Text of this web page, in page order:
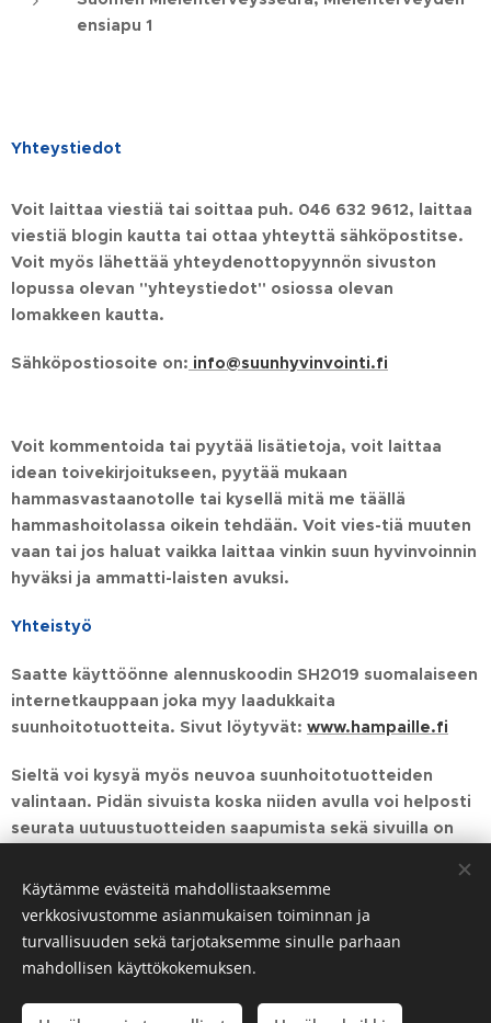
ensiapu 1
Yhteystiedot
Voit laittaa viestiä tai soittaa puh. 046 632 9612, laittaa
viestiä blogin kautta tai ottaa yhteyttä sähköpostitse.
Voit myös lähettää yhteydenottopyynnön sivuston
lopussa olevan "yhteystiedot" osiossa olevan
lomakkeen kautta.
Sähköpostiosoite on: info@suunhyvinvointi.fi
Voit kommentoida tai pyytää lisätietoja, voit laittaa
idean toivekirjoitukseen, pyytää mukaan
hammasvastaanotolle tai kysellä mitä me täällä
hammashoitolassa oikein tehdään. Voit vies-tiä muuten
vaan tai jos haluat vaikka laittaa vinkin suun hyvinvoinnin
hyväksi ja ammatti-laisten avuksi.
Yhteistyö
Saatte käyttöönne alennuskoodin SH2019 suomalaiseen
internetkauppaan joka myy laadukkaita
suunhoitotuotteita. Sivut löytyvät: www.hampaille.fi
Sieltä voi kysyä myös neuvoa suunhoitotuotteiden
valintaan. Pidän sivuista koska niiden avulla voi helposti
seurata uutuustuotteiden saapumista sekä sivuilla on
tarvitse lähteä etsimään suositeltuja tuotteita monesta
kaupasta ja monen mutkan kautta.
Käytämme evästeitä mahdollistaaksemme
verkkosivustomme asianmukaisen toiminnan ja
turvallisuuden sekä tarjotaksemme sinulle parhaan
mahdollisen käyttökokemuksen.